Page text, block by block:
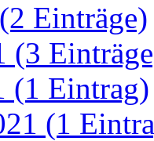
Einträge)
(3
(1 Eintrag)
(1